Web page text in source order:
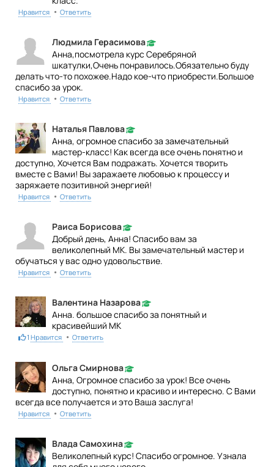
Нравится • Ответить
Людмила Герасимова
Анна,посмотрела курс Серебряной
шкатулки,Очень понравилось.Обязательно буду
делать что-то похожее.Надо кое-что приобрести.Большое
спасибо за урок.
Нравится • Ответить
Наталья Павлова
Анна, огромное спасибо за замечательный
мастер-класс! Как всегда все очень понятно и
доступно, Хочется Вам подражать. Хочется творить
вместе с Вами! Вы заражаете любовью к процессу и
заряжаете позитивной энергией!
Нравится • Ответить
Раиса Борисова
Добрый день, Анна! Спасибо вам за
великолепный МК. Вы замечательный мастер и
обучаться у вас одно удовольствие.
Нравится • Ответить
Валентина Назарова
Анна. большое спасибо за понятный и
красивейший МК
1 Нравится • Ответить
Ольга Смирнова
Анна, Огромное спасибо за урок! Все очень
доступно, понятно и красиво и интересно. С Вами
всегда все получается и это Ваша заслуга!
Нравится • Ответить
Влада Самохина
Великолепный курс! Спасибо огромное. Узнала